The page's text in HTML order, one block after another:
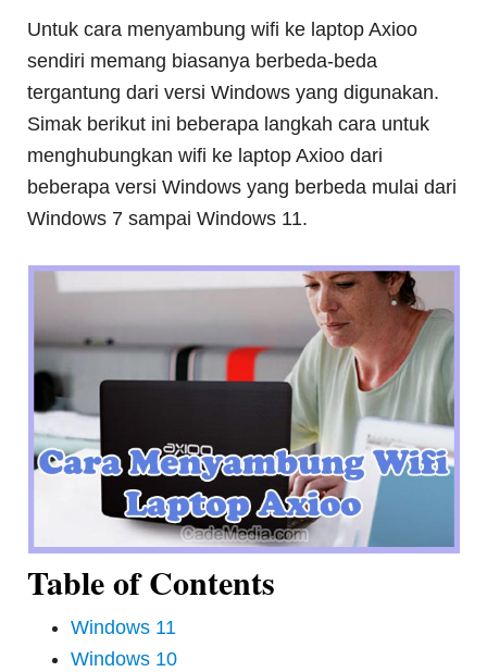
Untuk cara menyambung wifi ke laptop Axioo
sendiri memang biasanya berbeda-beda
tergantung dari versi Windows yang digunakan.
Simak berikut ini beberapa langkah cara untuk
menghubungkan wifi ke laptop Axioo dari
beberapa versi Windows yang berbeda mulai dari
Windows 7 sampai Windows 11.
Table of Contents
Windows 11
Windows 10